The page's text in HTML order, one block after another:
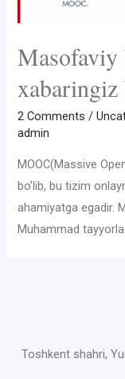
Masofaviy
2 Comments /
admin
MOOC(Massive
bo’lib, bu tizim
ahamiyatga egadir.
Muhammad
Toshkent shahri,